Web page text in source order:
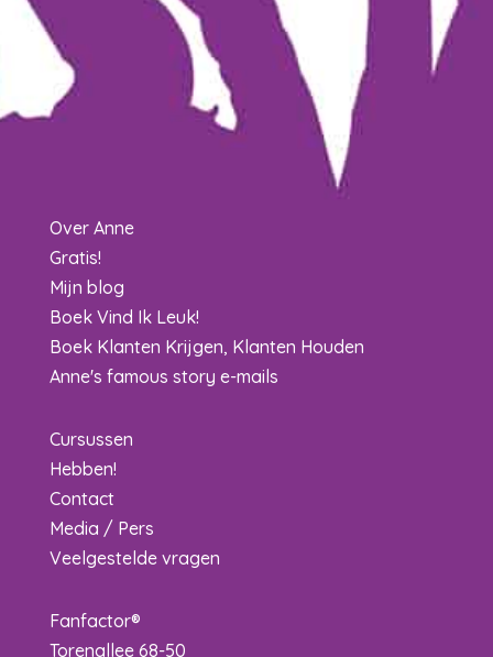
Over Anne
Gratis!
Mijn blog
Boek Vind Ik Leuk!
Boek Klanten Krijgen, Klanten Houden
Anne's famous story e-mails
Cursussen
Hebben!
Contact
Media / Pers
Veelgestelde vragen
Fanfactor®
Torenallee 68-50